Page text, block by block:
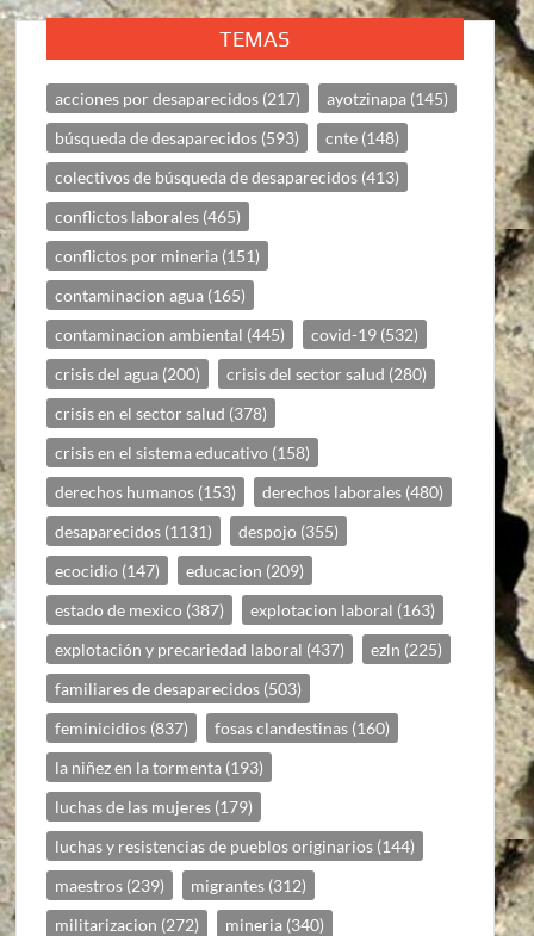
TEMAS
acciones por desaparecidos (217) ayotzinapa (145)
búsqueda de desaparecidos (593) cnte (148)
colectivos de búsqueda de desaparecidos (413)
conflictos laborales (465)
conflictos por mineria (151)
contaminacion agua (165)
contaminacion ambiental (445) covid-19 (532)
crisis del agua (200) crisis del sector salud (280)
crisis en el sector salud (378)
crisis en el sistema educativo (158)
derechos humanos (153) derechos laborales (480)
desaparecidos (1131) despojo (355)
ecocidio (147) educacion (209)
estado de mexico (387) explotacion laboral (163)
explotación y precariedad laboral (437) ezln (225)
familiares de desaparecidos (503)
feminicidios (837) fosas clandestinas (160)
la niñez en la tormenta (193)
luchas de las mujeres (179)
luchas y resistencias de pueblos originarios (144)
maestros (239) migrantes (312)
militarizacion (272) mineria (340)